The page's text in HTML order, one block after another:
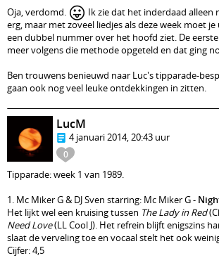
Oja, verdomd. 😛 Ik zie dat het inderdaad alleen
erg, maar met zoveel liedjes als deze week moet
een dubbel nummer over het hoofd ziet. De
meer volgens die methode opgeteld en dat ging
Ben trouwens benieuwd naar Luc's tipparade-
gaan ook nog veel leuke ontdekkingen in zitten.
0
LucM
4 januari 2014, 20:43 uur
Tipparade: week 1 van 1989.
1. Mc Miker G & DJ Sven starring: Mc Miker G -
Het lijkt wel een kruising tussen The Lady in Red
Need Love(LL Cool J). Het refrein blijft enigszins
slaat de verveling toe en vocaal stelt het ook
Cijfer: 4,5